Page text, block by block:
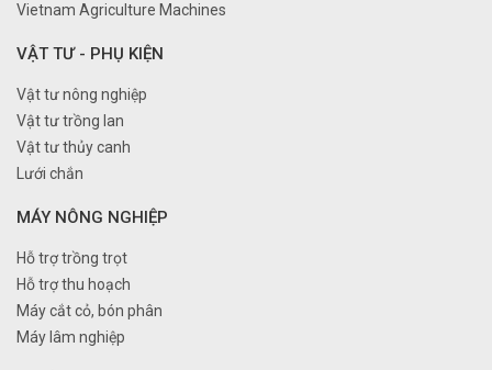
Vietnam Agriculture Machines
VẬT TƯ - PHỤ KIỆN
Vật tư nông nghiệp
Vật tư trồng lan
Vật tư thủy canh
Lưới chắn
MÁY NÔNG NGHIỆP
Hỗ trợ trồng trọt
Hỗ trợ thu hoạch
Máy cắt cỏ, bón phân
Máy lâm nghiệp